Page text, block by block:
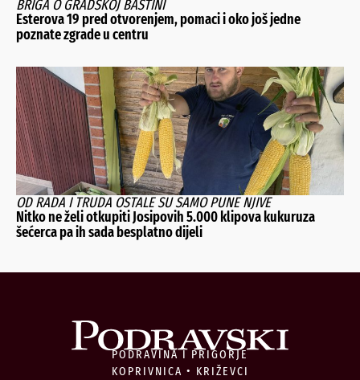
BRIGA O GRADSKOJ BAŠTINI
Esterova 19 pred otvorenjem, pomaci i oko još jedne
poznate zgrade u centru
OD RADA I TRUDA OSTALE SU SAMO PUNE NJIVE
Nitko ne želi otkupiti Josipovih 5.000 klipova kukuruza
šećerca pa ih sada besplatno dijeli
PODRAVINA I PRIGORJE
KOPRIVNICA • KRIŽEVCI